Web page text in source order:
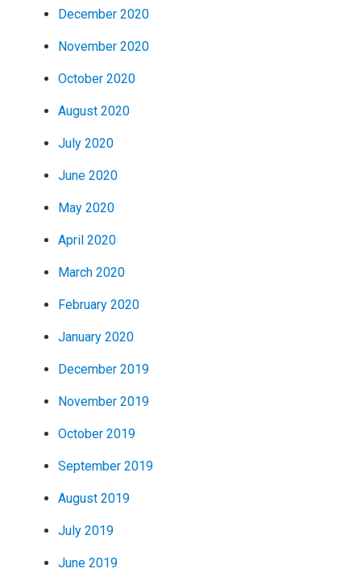
December 2020
November 2020
October 2020
August 2020
July 2020
June 2020
May 2020
April 2020
March 2020
February 2020
January 2020
December 2019
November 2019
October 2019
September 2019
August 2019
July 2019
June 2019